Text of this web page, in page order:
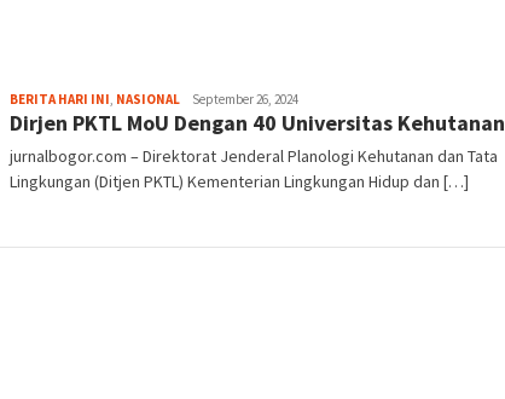
BERITA HARI INI, NASIONALFredy
Kristianto
September 26, 2024
Dirjen PKTL MoU Dengan 40 Universitas Kehutanan
jurnalbogor.com – Direktorat Jenderal Planologi Kehutanan dan Tata
Lingkungan (Ditjen PKTL) Kementerian Lingkungan Hidup dan […]